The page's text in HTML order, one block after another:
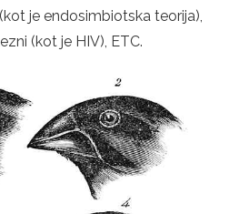
je endosimbiotska teorija),
(kot je HIV), ETC.